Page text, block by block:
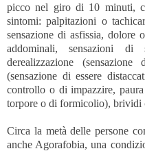
picco nel giro di 10 minuti,
sintomi: palpitazioni o
sensazione di asfissia, dolore
addominali, sensazioni di
derealizzazione
(sensazione di essere
controllo o di impazzire,
torpore o di formicolio), brividi
Circa la metà delle persone
anche Agorafobia, una